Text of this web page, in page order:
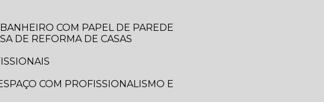
BANHEIRO COM PAPEL DE PAREDE
DE REFORMA DE CASAS